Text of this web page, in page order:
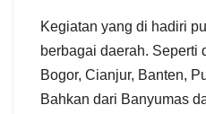
Kegiatan yang di hadiri
berbagai daerah. Seperti
Bogor, Cianjur, Banten,
Bahkan dari Banyumas